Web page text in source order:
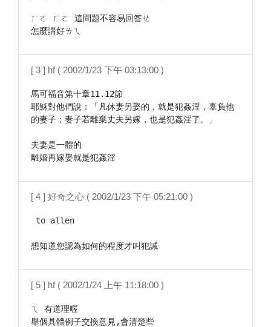
ㄏㄛ ㄏㄛ 這問題不容易回答ㄝ
怎麼講好ㄌㄟ
[ 3 ] hf ( 2002/1/23 下午 03:13:00 )
馬可福音第十章11.12節
耶穌對他們說：「凡休妻另娶的，就是犯姦淫，辜負他
的妻子；妻子若離棄丈夫另嫁，也是犯姦淫了。」
夫妻是一體的
[ 4 ] 好奇之心 ( 2002/1/23 下午 05:21:00 )
想知道您認為如何的程度才叫犯誡
[ 5 ] hf ( 2002/1/24 上午 11:18:00 )
ㄟ 有道理喔
舉個具體例子交換意見,會清楚些